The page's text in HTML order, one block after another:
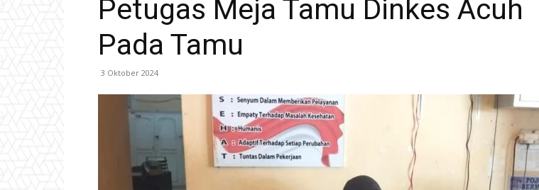
Petugas Meja Tamu Dinkes Acuh
Pada Tamu
3 Oktober 2024